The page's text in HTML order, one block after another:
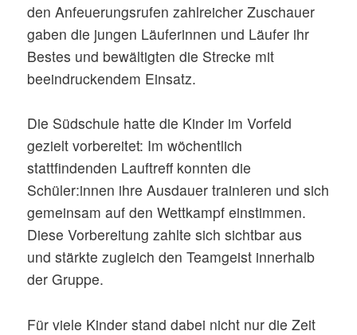
den Anfeuerungsrufen zahlreicher Zuschauer
gaben die jungen Läuferinnen und Läufer ihr
Bestes und bewältigten die Strecke mit
beeindruckendem Einsatz.
Die Südschule hatte die Kinder im Vorfeld
gezielt vorbereitet: Im wöchentlich
stattfindenden Lauftreff konnten die
Schüler:innen ihre Ausdauer trainieren und sich
gemeinsam auf den Wettkampf einstimmen.
Diese Vorbereitung zahlte sich sichtbar aus
und stärkte zugleich den Teamgeist innerhalb
der Gruppe.
Für viele Kinder stand dabei nicht nur die Zeit